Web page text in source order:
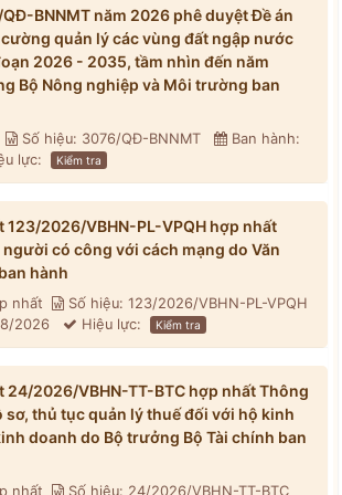
BNNMT năm 2026 phê duyệt Đề án
quản lý các vùng đất ngập nước
2026 - 2035, tầm nhìn đến năm
Bộ Nông nghiệp và Môi trường ban
Số hiệu: 3076/QĐ-BNNMT
Ban hành:
lực: Kiểm tra
123/2026/VBHN-PL-VPQH hợp nhất
người có công với cách mạng do Văn
hành
nhất
Số hiệu: 123/2026/VBHN-PL-VPQH
2026
Hiệu lực: Kiểm tra
24/2026/VBHN-TT-BTC hợp nhất Thông
sơ, thủ tục quản lý thuế đối với hộ kinh
doanh do Bộ trưởng Bộ Tài chính ban
nhất Số hiệu: 24/2026/VBHN-TT-BTC